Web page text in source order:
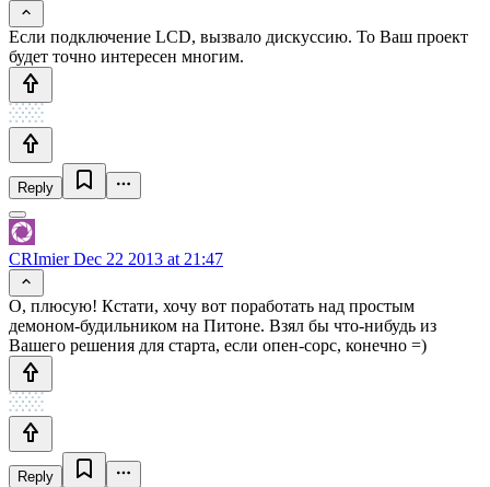
Если подключение LCD, вызвало дискуссию. То Ваш проект
будет точно интересен многим.
Reply
CRImierDec 22 2013 at 21:47
О, плюсую! Кстати, хочу вот поработать над простым
демоном-будильником на Питоне. Взял бы что-нибудь из
Вашего решения для старта, если опен-сорс, конечно =)
Reply